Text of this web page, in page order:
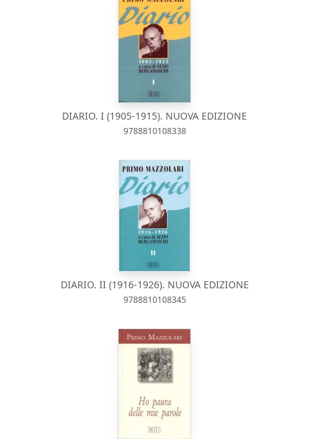
DIARIO. I (1905-1915). NUOVA EDIZIONE
9788810108338
DIARIO. II (1916-1926). NUOVA EDIZIONE
9788810108345